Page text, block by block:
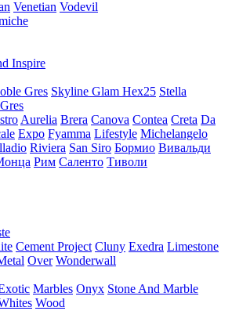
Venetian Vodevil
Inspire
Gres Skyline Glam Hex25 Stella
Aurelia Brera Canova Contea Creta Da
Expo Fyamma Lifestyle Michelangelo
Riviera San Siro Бормио Вивальди
Рим Саленто Тиволи
Cement Project Cluny Exedra Limestone
Over Wonderwall
Marbles Onyx Stone And Marble
Wood